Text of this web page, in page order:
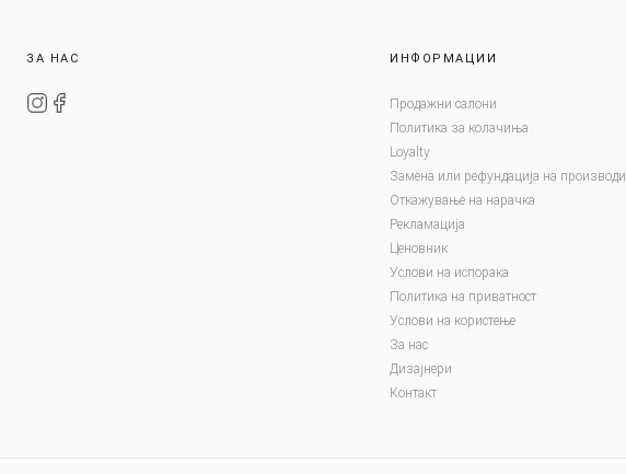
ЗА НАС ИНФОРМАЦИИ
Продажни салони
Политика за колачиња
Loyalty
Замена или рефундација на производи
Откажување на нарачка
Рекламација
Ценовник
Услови на испорака
Политика на приватност
Услови на користење
За нас
Дизајнери
Контакт